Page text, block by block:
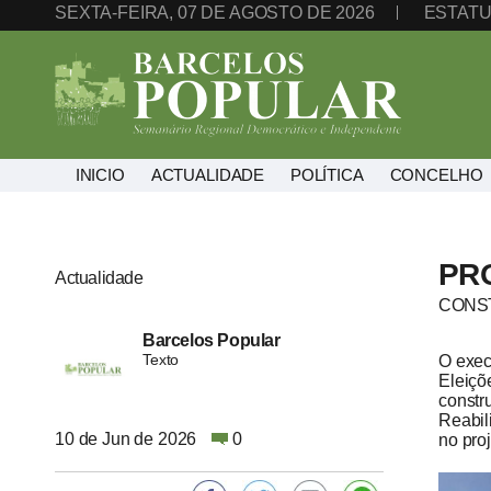
SEXTA-FEIRA, 07 DE AGOSTO DE 2026
INICIO ACTUALIDADE POLÍTICA CONCELHO
O
no
Actualidade
Barcelos Popular
Texto
10 de Jun de 2026 0